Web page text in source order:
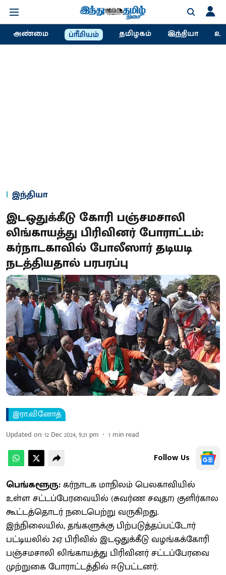
அண்மை ப்ரீமியம் தமிழகம் இந்தியா
இந்தியா
இடஒதுக்கீடு கோரி பஞ்சமசாலி
லிங்காயத்து பிரிவினர் போராட்டம்:
கர்நாடகாவில் போலீஸார் தடியடி
நடத்தியதால் பரபரப்பு
இரா.வினோத்
Updated on:12 Dec 2024, 9:21 pm 1 min read
Follow Us
பெங்களூரு:கர்நாடக மாநிலம் பெலகாவியில்
உள்ள சட்டப்பேரவையில் (சுவர்ண சவுதா) குளிர்கால
கூட்டத்தொடர் நடைபெற்று வருகிறது.
இந்நிலையில், தங்களுக்கு பிற்படுத்தப்பட்டோர்
பட்டியலில் 2ஏ பிரிவில் இடஒதுக்கீடு வழங்கக்கோரி
பஞ்சமசாலி லிங்காயத்து பிரிவினர் சட்டப்பேரவை
முற்றுகை போராட்டத்தில் ஈடுபட்டனர்.